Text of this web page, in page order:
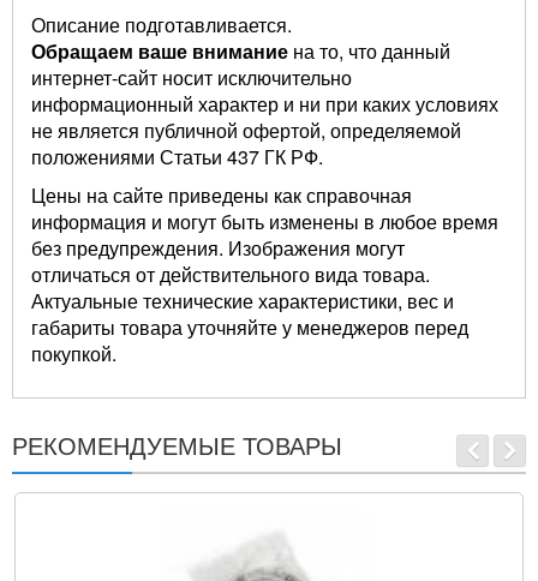
Описание подготавливается.
Обращаем ваше внимание на то, что данный
интернет-сайт носит исключительно
информационный характер и ни при каких условиях
не является публичной офертой, определяемой
положениями Статьи 437 ГК РФ.
Цены на сайте приведены как справочная
информация и могут быть изменены в любое время
без предупреждения. Изображения могут
отличаться от действительного вида товара.
Актуальные технические характеристики, вес и
габариты товара уточняйте у менеджеров перед
покупкой.
РЕКОМЕНДУЕМЫЕ ТОВАРЫ